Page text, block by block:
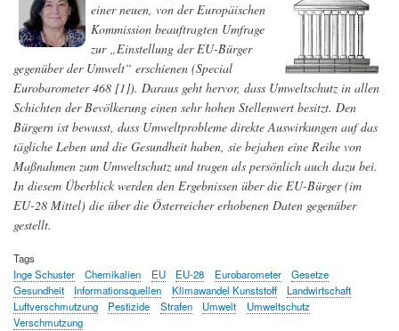
Special
Eurobarometer
Umfrage
(Teil
2)
einer neuen, von der Europäischen
Kommission beauftragten Umfrage
zur „Einstellung der EU-Bürger
gegenüber der Umwelt“ erschienen (Special
Eurobarometer 468 [1]). Daraus geht hervor, dass Umweltschutz in allen
Schichten der Bevölkerung einen sehr hohen Stellenwert besitzt. Den
Bürgern ist bewusst, dass Umweltprobleme direkte Auswirkungen auf das
tägliche Leben und die Gesundheit haben, sie bejahen eine Reihe von
Maßnahmen zum Umweltschutz und tragen als persönlich auch dazu bei.
In diesem Überblick werden den Ergebnissen über die EU-Bürger (im
EU-28 Mittel) die über die Österreicher erhobenen Daten gegenüber
gestellt.
Tags
Inge Schuster
Chemikalien EU EU-28 Eurobarometer
Gesetze
Gesundheit
Informationsquellen Klimawandel Kunststoff
Landwirtschaft
Luftverschmutzung
Pestizide Strafen Umwelt
Umweltschutz
Verschmutzung